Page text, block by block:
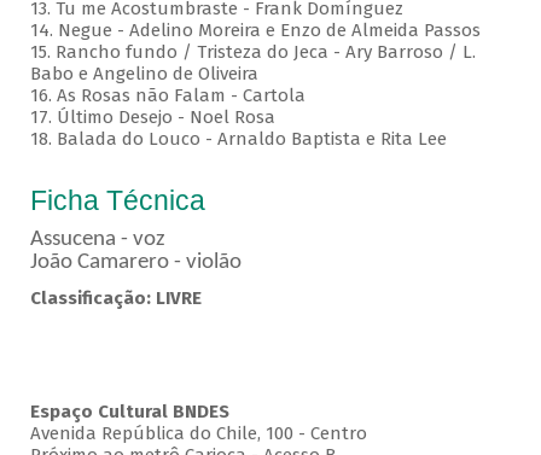
13. Tu me Acostumbraste - Frank Domínguez
14. Negue - Adelino Moreira e Enzo de Almeida Passos
15. Rancho fundo / Tristeza do Jeca - Ary Barroso / L.
Babo e Angelino de Oliveira
16. As Rosas não Falam - Cartola
17. Último Desejo - Noel Rosa
18. Balada do Louco - Arnaldo Baptista e Rita Lee
Ficha Técnica
Assucena - voz
João Camarero - violão
Classificação: LIVRE
Espaço Cultural BNDES
Avenida República do Chile, 100 - Centro